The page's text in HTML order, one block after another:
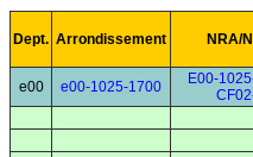
Dept. Arrondissement NRA/
e00 e00-1025-1700
E00-